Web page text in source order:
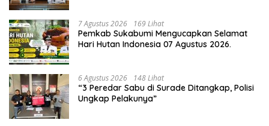
7 Agustus 2026 169 Lihat
Pemkab Sukabumi Mengucapkan Selamat
Hari Hutan Indonesia 07 Agustus 2026.
6 Agustus 2026 148 Lihat
“3 Peredar Sabu di Surade Ditangkap, Polisi
Ungkap Pelakunya”